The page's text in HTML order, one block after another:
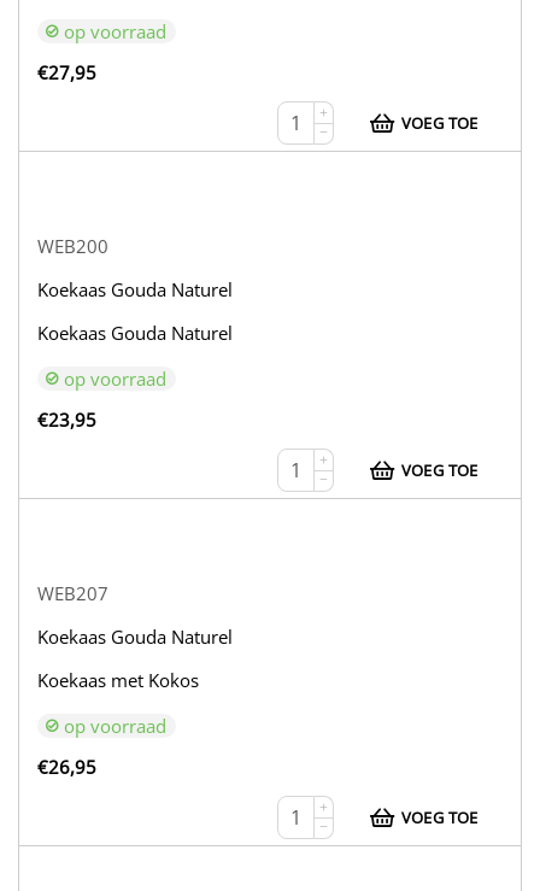
op voorraad
€27,95
+
−
VOEG TOE
WEB200
Koekaas Gouda Naturel
Koekaas Gouda Naturel
op voorraad
€23,95
+
−
VOEG TOE
WEB207
Koekaas Gouda Naturel
Koekaas met Kokos
op voorraad
€26,95
+
−
VOEG TOE